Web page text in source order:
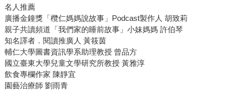
名人推薦
廣播金鐘獎「欖仁媽媽說故事」Podcast製作人 胡致莉
親子共讀頻道「我們家的睡前故事」小妹媽媽 許伯琴
知名譯者．閱讀推廣人 黃筱茵
輔仁大學圖書資訊學系助理教授 曾品方
國立臺東大學兒童文學研究所教授 黃雅淳
飲食專欄作家 陳靜宜
園藝治療師 劉雨青